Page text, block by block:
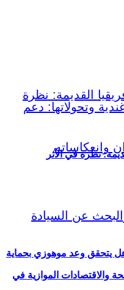
هل يتحقق وعد موهوزي بحماية
نظرة في الأثر
والاقتصادات الموازية في